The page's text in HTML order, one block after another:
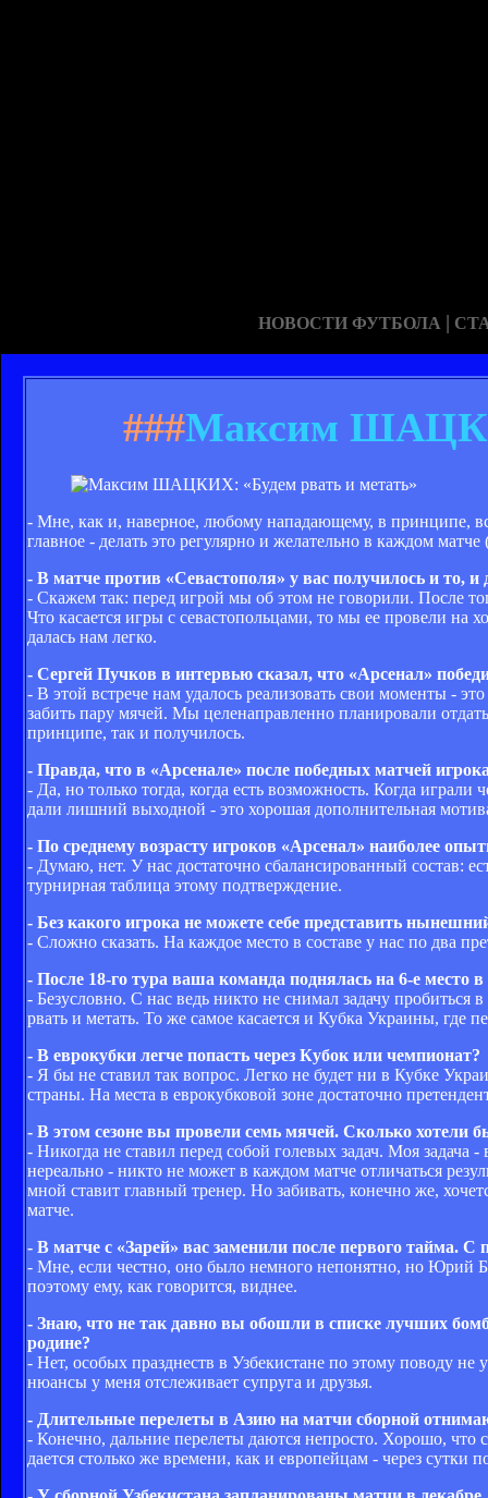
НОВОСТИ ФУТБОЛА |
###Максим
- Мне, как и, наверное, любому нападающему, в принципе,
главное - делать это регулярно и желательно в каждом
- В матче против «Севастополя» у вас получилось и то,
- Скажем так: перед игрой мы об этом не говорили. После
Что касается игры с севастопольцами, то мы ее провели на
далась нам легко.
- Сергей Пучков в интервью сказал, что «Арсенал»
- В этой встрече нам удалось реализовать свои моменты -
забить пару мячей. Мы целенаправленно планировали
принципе, так и получилось.
- Правда, что в «Арсенале» после победных матчей
- Да, но только тогда, когда есть возможность. Когда
дали лишний выходной - это хорошая дополнительная
- По среднему возрасту игроков «Арсенал» наиболее
- Думаю, нет. У нас достаточно сбалансированный состав:
турнирная таблица этому подтверждение.
- Без какого игрока не можете себе представить
- Сложно сказать. На каждое место в составе у нас по два
- После 18-го тура ваша команда поднялась на 6-е место
- Безусловно. С нас ведь никто не снимал задачу пробиться
рвать и метать. То же самое касается и Кубка Украины, где
- В еврокубки легче попасть через Кубок или чемпионат?
- Я бы не ставил так вопрос. Легко не будет ни в Кубке
страны. На места в еврокубковой зоне достаточно
- В этом сезоне вы провели семь мячей. Сколько хотели
- Никогда не ставил перед собой голевых задач. Моя задача
нереально - никто не может в каждом матче отличаться
мной ставит главный тренер. Но забивать, конечно же,
матче.
- В матче с «Зарей» вас заменили после первого тайма.
- Мне, если честно, оно было немного непонятно, но Юрий
поэтому ему, как говорится, виднее.
- Знаю, что не так давно вы обошли в списке лучших
родине?
- Нет, особых празднеств в Узбекистане по этому поводу не
нюансы у меня отслеживает супруга и друзья.
- Длительные перелеты в Азию на матчи сборной
- Конечно, дальние перелеты даются непросто. Хорошо,
дается столько же времени, как и европейцам - через